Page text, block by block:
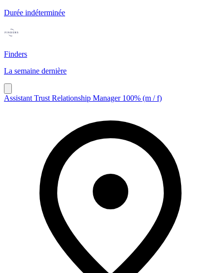
Durée indéterminée
Finders
La semaine dernière
Assistant Trust Relationship Manager 100% (m / f)